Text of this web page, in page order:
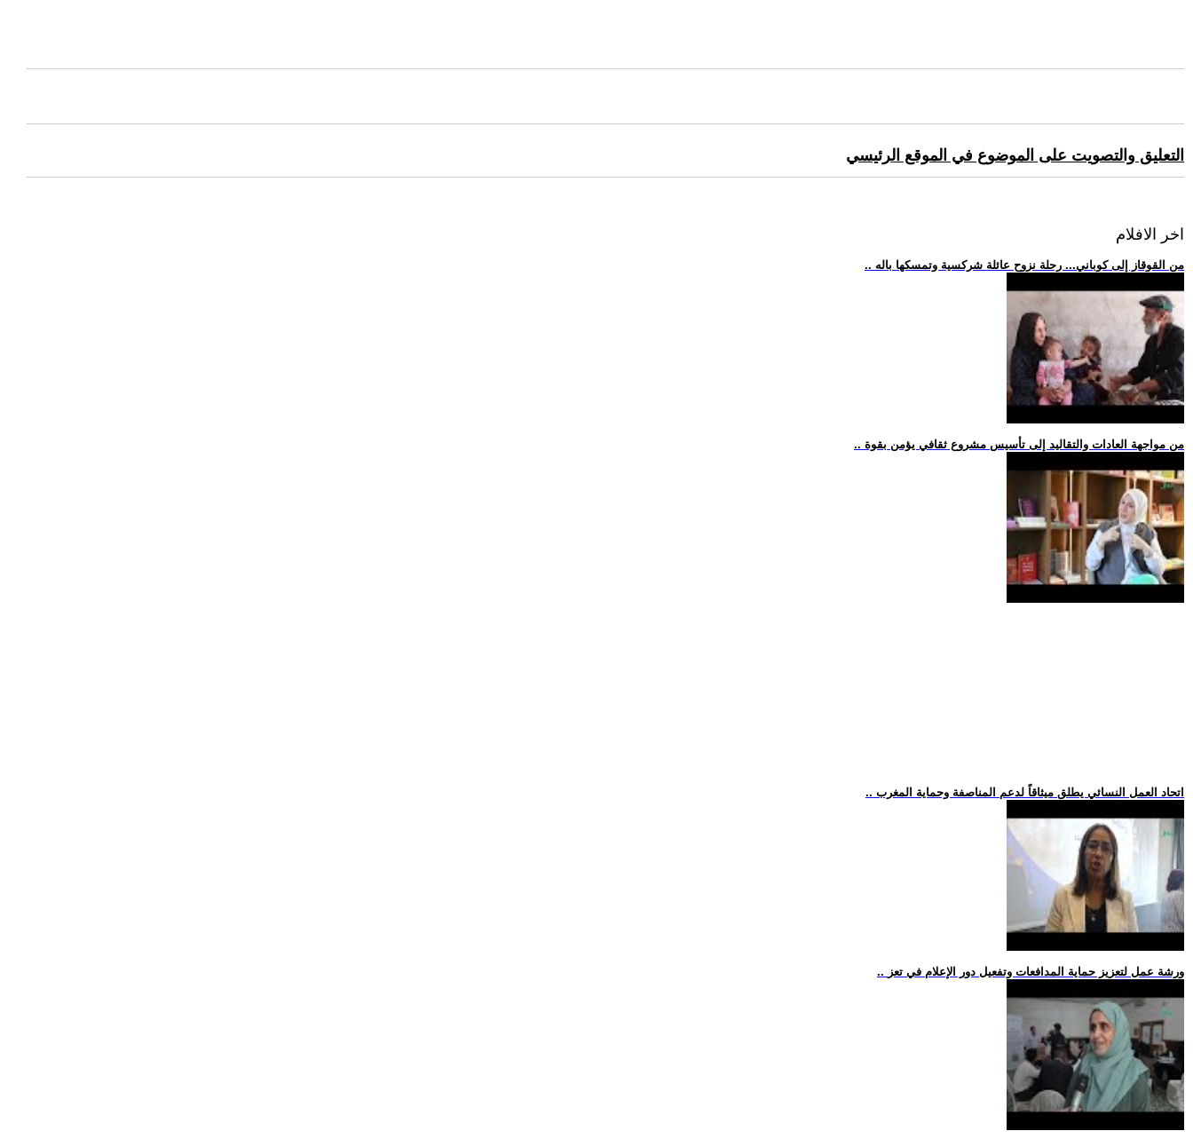
التعليق والتصويت على الموضوع في الموقع الرئيسي
اخر الافلام
.. من القوقاز إلى كوباني... رحلة نزوح عائلة شركسية وتمسكها باله
.. من مواجهة العادات والتقاليد إلى تأسيس مشروع ثقافي يؤمن بقوة
.. اتحاد العمل النسائي يطلق ميثاقاً لدعم المناصفة وحماية المغرب
.. ورشة عمل لتعزيز حماية المدافعات وتفعيل دور الإعلام في تعز